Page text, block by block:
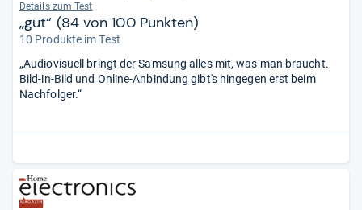
Details zum Test
„gut“ (84 von 100 Punkten)
10 Produkte im Test
„Audiovisuell bringt der Samsung alles mit, was man braucht.
Bild-in-Bild und Online-Anbindung gibt's hingegen erst beim
Nachfolger.“